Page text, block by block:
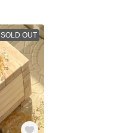
SOLD OUT